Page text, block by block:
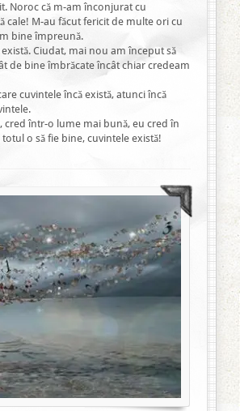
Noroc că m-am înconjurat cu
cale! M-au făcut fericit de multe ori cu
bine împreună.
Ciudat, mai nou am început să
de bine îmbrăcate încât chiar credeam
cuvintele încă există, atunci încă
cred într-o lume mai bună, eu cred în
o să fie bine, cuvintele există!